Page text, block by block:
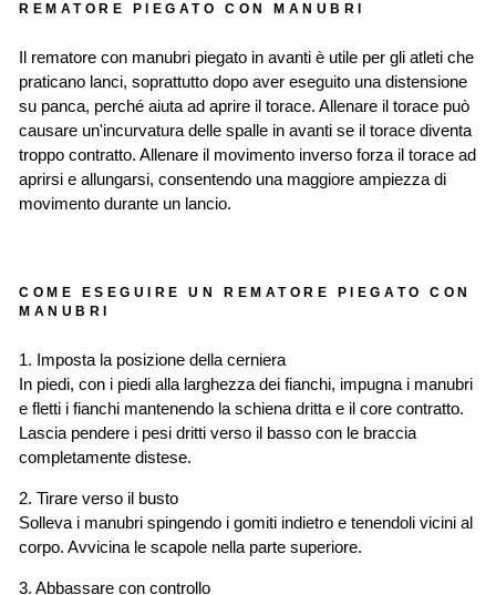
REMATORE PIEGATO CON MANUBRI
Il rematore con manubri piegato in avanti è utile per gli atleti che
praticano lanci, soprattutto dopo aver eseguito una distensione
su panca, perché aiuta ad aprire il torace. Allenare il torace può
causare un'incurvatura delle spalle in avanti se il torace diventa
troppo contratto. Allenare il movimento inverso forza il torace ad
aprirsi e allungarsi, consentendo una maggiore ampiezza di
movimento durante un lancio.
COME ESEGUIRE UN REMATORE PIEGATO CON
MANUBRI
1. Imposta la posizione della cerniera
In piedi, con i piedi alla larghezza dei fianchi, impugna i manubri
e fletti i fianchi mantenendo la schiena dritta e il core contratto.
Lascia pendere i pesi dritti verso il basso con le braccia
completamente distese.
2. Tirare verso il busto
Solleva i manubri spingendo i gomiti indietro e tenendoli vicini al
corpo. Avvicina le scapole nella parte superiore.
3. Abbassare con controllo